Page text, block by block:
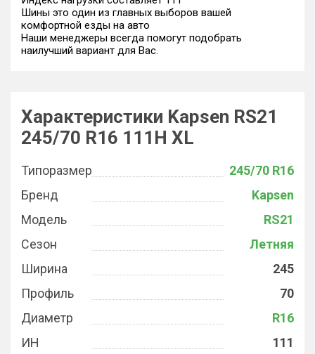
Шины это один из главных выборов вашей
комфортной езды на авто
Наши менеджеры всегда помогут подобрать
наилучший вариант для Вас.
Характеристики Kapsen RS21
245/70 R16 111H XL
Типоразмер
245/70 R16
Бренд
Kapsen
Модель
RS21
Сезон
Летняя
Ширина
245
Профиль
70
Диаметр
R16
ИН
111